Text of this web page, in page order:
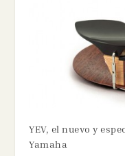
YEV, el nuevo y
Yamaha